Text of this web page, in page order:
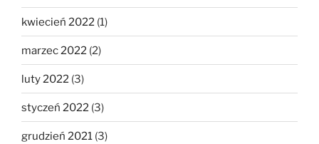
kwiecień 2022 (1)
marzec 2022 (2)
luty 2022 (3)
styczeń 2022 (3)
grudzień 2021 (3)